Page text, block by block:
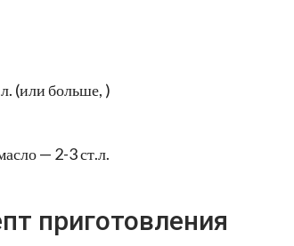
(или больше, )
— 2-3 ст.л.
приготовления